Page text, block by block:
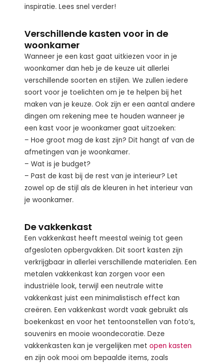
inspiratie. Lees snel verder!
Verschillende kasten voor in de
woonkamer
Wanneer je een kast gaat uitkiezen voor in je
woonkamer dan heb je de keuze uit allerlei
verschillende soorten en stijlen. We zullen iedere
soort voor je toelichten om je te helpen bij het
maken van je keuze. Ook zijn er een aantal andere
dingen om rekening mee te houden wanneer je
een kast voor je woonkamer gaat uitzoeken:
– Hoe groot mag de kast zijn? Dit hangt af van de
afmetingen van je woonkamer.
– Wat is je budget?
– Past de kast bij de rest van je interieur? Let
zowel op de stijl als de kleuren in het interieur van
je woonkamer.
De vakkenkast
Een vakkenkast heeft meestal weinig tot geen
afgesloten opbergvakken. Dit soort kasten zijn
verkrijgbaar in allerlei verschillende materialen. Een
metalen vakkenkast kan zorgen voor een
industriële look, terwijl een neutrale witte
vakkenkast juist een minimalistisch effect kan
creëren. Een vakkenkast wordt vaak gebruikt als
boekenkast en voor het tentoonstellen van foto’s,
souvenirs en mooie woondecoratie. Deze
vakkenkasten kan je vergelijken met open kasten
en zijn ook mooi om bepaalde items, zoals